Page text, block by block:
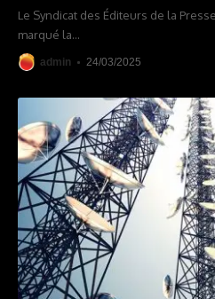
Le Syndicat des Éditeurs de la
marqué la…
admin 24/03/2025